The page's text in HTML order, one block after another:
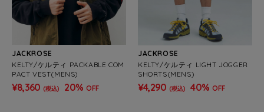
JACKROSE
KELTY/ケルティ PACKABLE COM
PACT VEST(MENS)
¥8,360 (税込) 20% OFF
JACKROSE
KELTY/ケルティ LIGHT JOGGER
SHORTS(MENS)
¥4,290 (税込) 40% OFF